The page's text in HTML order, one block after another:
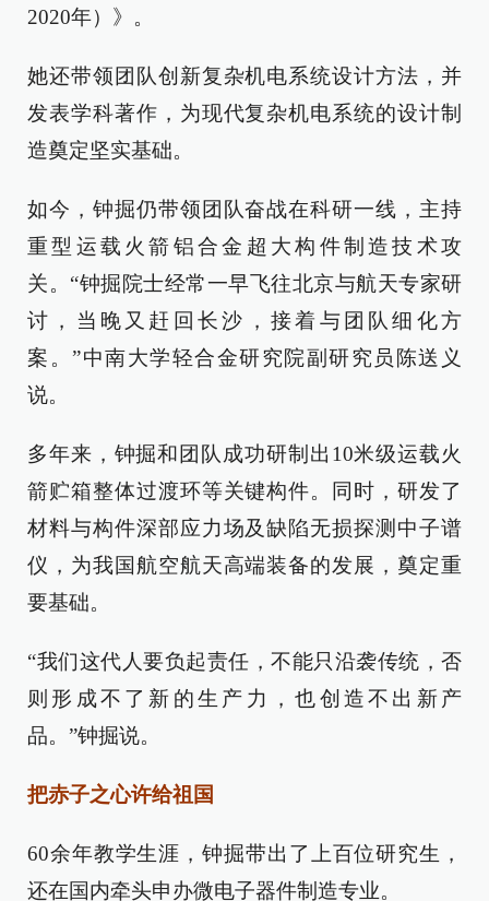
2020年）》。
她还带领团队创新复杂机电系统设计方法，并
发表学科著作，为现代复杂机电系统的设计制
造奠定坚实基础。
如今，钟掘仍带领团队奋战在科研一线，主持
重型运载火箭铝合金超大构件制造技术攻
关。“钟掘院士经常一早飞往北京与航天专家研
讨，当晚又赶回长沙，接着与团队细化方
案。”中南大学轻合金研究院副研究员陈送义
说。
多年来，钟掘和团队成功研制出10米级运载火
箭贮箱整体过渡环等关键构件。同时，研发了
材料与构件深部应力场及缺陷无损探测中子谱
仪，为我国航空航天高端装备的发展，奠定重
要基础。
“我们这代人要负起责任，不能只沿袭传统，否
则形成不了新的生产力，也创造不出新产
品。”钟掘说。
把赤子之心许给祖国
60余年教学生涯，钟掘带出了上百位研究生，
还在国内牵头申办微电子器件制造专业。